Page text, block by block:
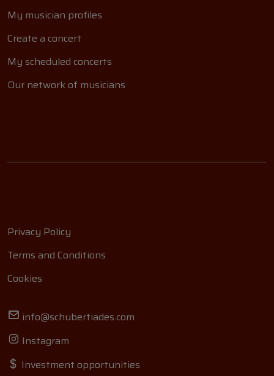
My musician profiles
Create a concert
My scheduled concerts
Our network of musicians
Privacy Policy
Terms and Conditions
Cookies
info@schubertiades.com
Instagram
Investment opportunities